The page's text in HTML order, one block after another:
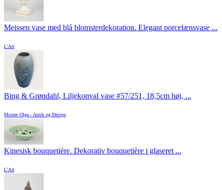
Meissen vase med blå blomsterdekoration. Elegant porcelænsvase ...
L'Art
Bing & Grøndahl, Liljekonval vase #57/251, 18,5cm høj, ...
Moster Olga - Antik og Design
Kinesisk bouquetière. Dekorativ bouquetière i glaseret ...
L'Art